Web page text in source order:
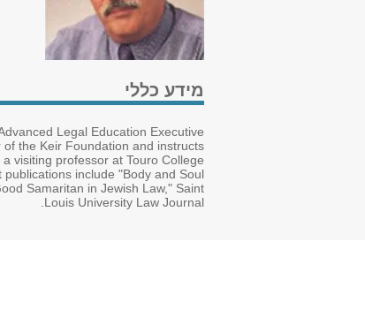
מידע כללי
Legal Education Executive
the Keir Foundation and instructs
visiting professor at Touro College
include "Body and Soul
Samaritan in Jewish Law," Saint
Louis University Law Journal.